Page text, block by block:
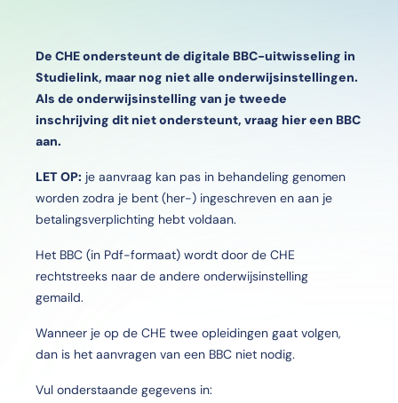
De CHE ondersteunt de digitale BBC-uitwisseling in
Studielink, maar nog niet alle onderwijsinstellingen.
Als de onderwijsinstelling van je tweede
inschrijving dit niet ondersteunt, vraag hier een BBC
aan.
LET OP: je aanvraag kan pas in behandeling genomen
worden zodra je bent (her-) ingeschreven en aan je
betalingsverplichting hebt voldaan.
Het BBC (in Pdf-formaat) wordt door de CHE
rechtstreeks naar de andere onderwijsinstelling
gemaild.
Wanneer je op de CHE twee opleidingen gaat volgen,
dan is het aanvragen van een BBC niet nodig.
Vul onderstaande gegevens in: